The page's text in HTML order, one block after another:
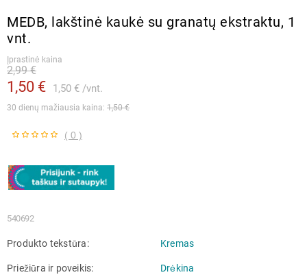
MEDB, lakštinė kaukė su granatų ekstraktu, 1
vnt.
Įprastinė kaina
1,50 € 1,50 € vnt.
2,99 €
30 dienų mažiausia kaina: 1,50 €
( 0 )
540692
Produkto tekstūra Kremas
Priežiūra ir poveikis Drėkina